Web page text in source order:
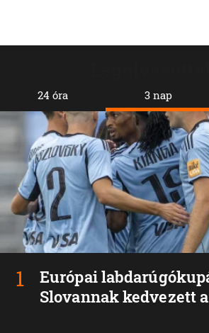
24 óra 3 nap
Európai
Slovannak kedvezett